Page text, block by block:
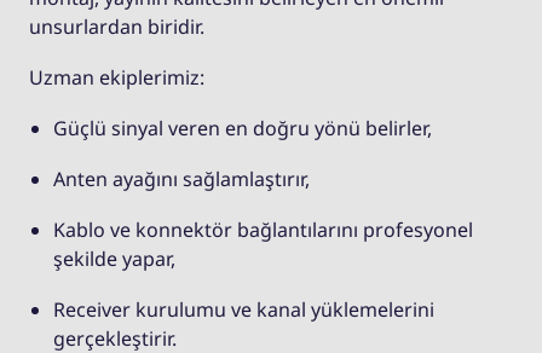
unsurlardan biridir.
Uzman ekiplerimiz:
Güçlü sinyal veren en doğru yönü belirler,
Anten ayağını sağlamlaştırır,
Kablo ve konnektör bağlantılarını profesyonel
şekilde yapar,
Receiver kurulumu ve kanal yüklemelerini
gerçekleştirir.